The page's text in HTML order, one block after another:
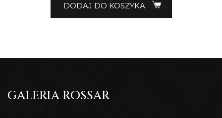
DODAJ DO KOSZYKA
GALERIA ROSSAR